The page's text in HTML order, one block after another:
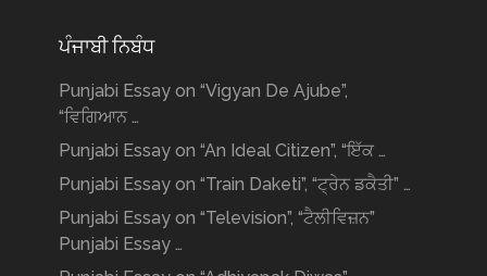
ਪੰਜਾਬੀ ਨਿਬੰਧ
Punjabi Essay on “Vigyan De Ajube”,
“ਵਿਗਿਆਨ …
Punjabi Essay on “An Ideal Citizen”, “ਇੱਕ …
Punjabi Essay on “Train Daketi”, “ਟ੍ਰੇਨ ਡਕੈਤੀ” …
Punjabi Essay on “Television”, “ਟੈਲੀਵਿਜ਼ਨ”
Punjabi Essay …